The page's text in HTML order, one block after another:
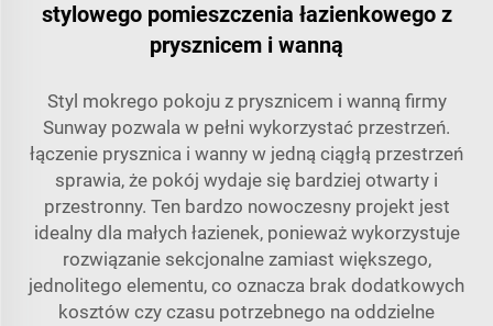
stylowego pomieszczenia łazienkowego z
prysznicem i wanną
Styl mokrego pokoju z prysznicem i wanną firmy
Sunway pozwala w pełni wykorzystać przestrzeń.
łączenie prysznica i wanny w jedną ciągłą przestrzeń
sprawia, że pokój wydaje się bardziej otwarty i
przestronny. Ten bardzo nowoczesny projekt jest
idealny dla małych łazienek, ponieważ wykorzystuje
rozwiązanie sekcjonalne zamiast większego,
jednolitego elementu, co oznacza brak dodatkowych
kosztów czy czasu potrzebnego na oddzielne